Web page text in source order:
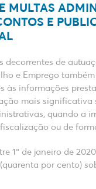
MULTAS
E
decorrentes de
e Emprego
às informações
mais significativa
quando a
ou de
1º de janeiro de
por cento)